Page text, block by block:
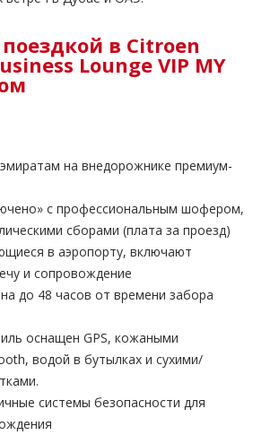
в Citroen
Lounge VIP MY
на внедорожнике премиум-
с профессиональным шофером,
сборами (плата за проезд)
в аэропорту, включают
и сопровождение
до 48 часов от времени забора
оснащен GPS, кожаными
водой в бутылках и сухими/
системы безопасности для